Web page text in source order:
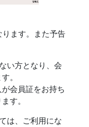
ます。また予告
い方となり、会
。
会員証をお持ち
す。
は、ご利用にな